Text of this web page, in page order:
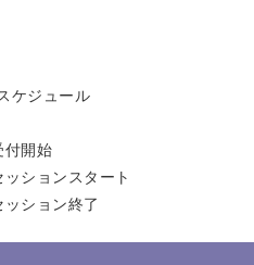
ケジュール
開始
ションスタート
ション終了